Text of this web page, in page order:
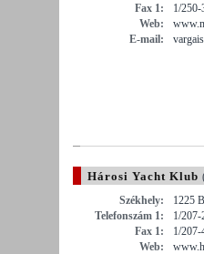
Fax 1:
1/250-
Web:
E-mail:
Hárosi Yacht Klub
Székhely:
1225
Telefonszám 1:
1/207-
Fax 1:
1/207-
Web: